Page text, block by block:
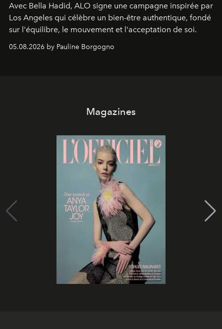
Avec Bella Hadid, ALO signe une campagne inspirée par
Los Angeles qui célèbre un bien-être authentique, fondé
sur l'équilibre, le mouvement et l'acceptation de soi.
05.08.2026 by Pauline Borgogno
Magazines